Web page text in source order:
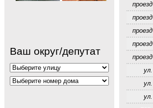
Ваш округ/депутат
проезд
проезд
проезд
проезд
проезд
ул.
ул.
ул.